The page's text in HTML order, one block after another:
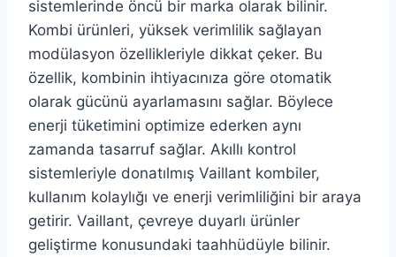
sistemlerinde öncü bir marka olarak bilinir.
Kombi ürünleri, yüksek verimlilik sağlayan
modülasyon özellikleriyle dikkat çeker. Bu
özellik, kombinin ihtiyacınıza göre otomatik
olarak gücünü ayarlamasını sağlar. Böylece
enerji tüketimini optimize ederken aynı
zamanda tasarruf sağlar. Akıllı kontrol
sistemleriyle donatılmış Vaillant kombiler,
kullanım kolaylığı ve enerji verimliliğini bir araya
getirir. Vaillant, çevreye duyarlı ürünler
geliştirme konusundaki taahhüdüyle bilinir.